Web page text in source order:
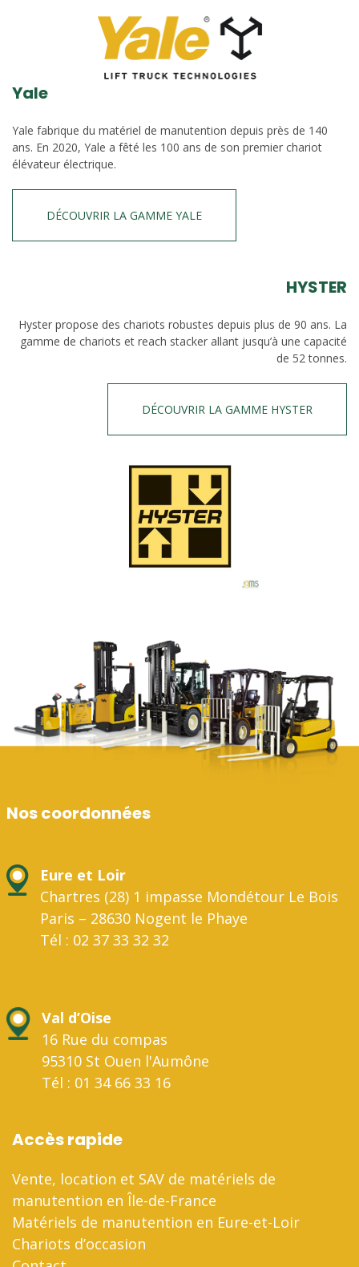
Yale
Yale fabrique du matériel de manutention depuis près de 140
ans. En 2020, Yale a fêté les 100 ans de son premier chariot
élévateur électrique.
DÉCOUVRIR LA GAMME YALE
HYSTER
Hyster propose des chariots robustes depuis plus de 90 ans. La
gamme de chariots et reach stacker allant jusqu’à une capacité
de 52 tonnes.
DÉCOUVRIR LA GAMME HYSTER
Nos coordonnées
Eure et Loir
Chartres (28) 1 impasse Mondétour Le Bois
Paris – 28630 Nogent le Phaye
Tél : 02 37 33 32 32
Val d’Oise
16 Rue du compas
95310 St Ouen l'Aumône
Tél : 01 34 66 33 16
Accès rapide
Vente, location et SAV de matériels de
manutention en Île-de-France
Matériels de manutention en Eure-et-Loir
Chariots d’occasion